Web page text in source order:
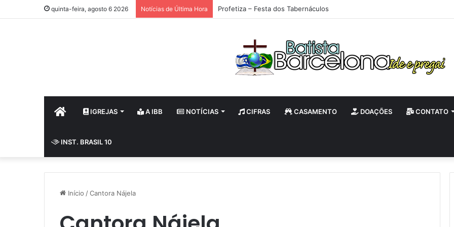
quinta-feira, agosto 6 2026 Notícias de Última Hora Profetiza – Festa dos Tabernáculos
HOME IGREJAS A IBB NOTÍCIAS CIFRAS CASAMENTO DOAÇÕES CONTATO
INST. BRASIL 10
Início /Cantora Nájela